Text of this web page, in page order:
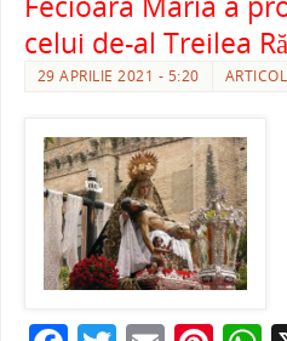
celui de-al Treilea
29 APRILIE 2021 - 5:20